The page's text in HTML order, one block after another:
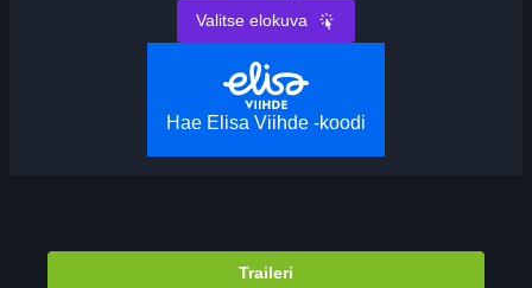
Valitse elokuva
Hae Elisa Viihde -koodi
Traileri